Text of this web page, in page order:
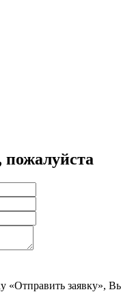
«Отправить заявку»,